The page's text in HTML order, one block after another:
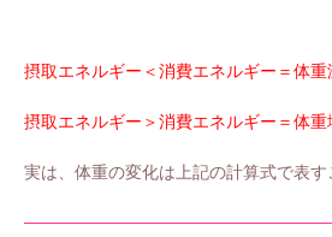
摂取エネルギー＜消費エネルギー＝体重
摂取エネルギー＞消費エネルギー＝体重
実は、体重の変化は上記の計算式で表す